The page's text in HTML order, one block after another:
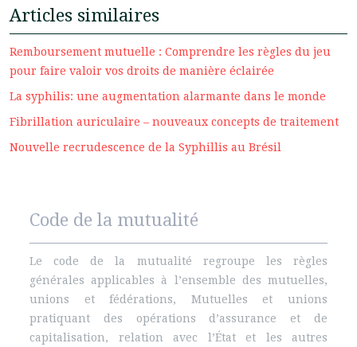
Articles similaires
Remboursement mutuelle : Comprendre les règles du jeu
pour faire valoir vos droits de manière éclairée
La syphilis: une augmentation alarmante dans le monde
Fibrillation auriculaire – nouveaux concepts de traitement
Nouvelle recrudescence de la Syphillis au Brésil
Code de la mutualité
Le code de la mutualité regroupe les règles
générales applicables à l’ensemble des mutuelles,
unions et fédérations, Mutuelles et unions
pratiquant des opérations d’assurance et de
capitalisation, relation avec l’État et les autres